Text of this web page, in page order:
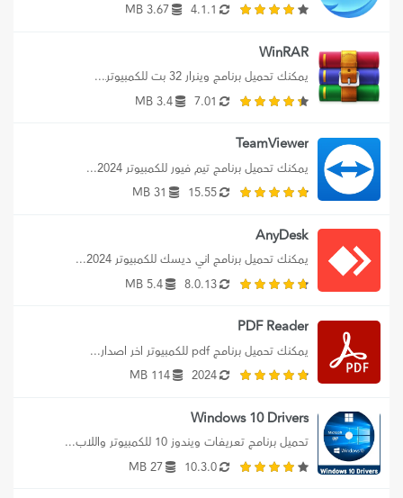
4.1.1
3.67 MB
WinRAR
يمكنك تحميل برنامج وينرار 32 بت للكمبيوترـ...
7.01
3.4 MB
TeamViewer
يمكنك تحميل برنامج تيم فيور للكمبيوتر 2024...
15.55
31 MB
AnyDesk
يمكنك تحميل برنامج اني ديسك للكمبيوتر 2024...
8.0.13
5.4 MB
PDF Reader
يمكنك تحميل برنامج pdf للكمبيوتر اخر اصدار...
2024
114 MB
Windows 10 Drivers
تحميل برنامج تعريفات ويندوز 10 للكمبيوتر واللاب...
10.3.0
27 MB